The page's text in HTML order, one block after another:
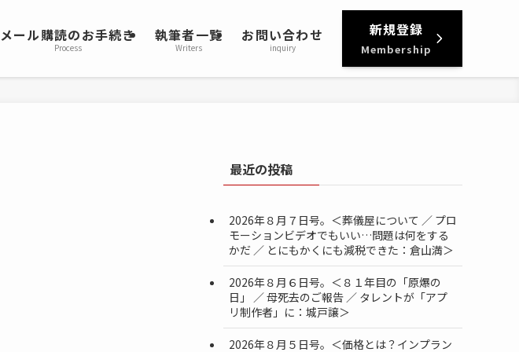
メール購読のお手続き
Process
執筆者一覧
Writers
お問い合わせ
inquiry
新規登録
Membership
最近の投稿
2026年８月７日号。＜葬儀屋について ／ プロ
モーションビデオでもいい…問題は何をする
かだ ／ とにもかくにも減税できた：倉山満＞
2026年８月６日号。＜８１年目の「原爆の
日」 ／ 母死去のご報告 ／ タレントが「アプ
リ制作者」に：城戸譲＞
2026年８月５日号。＜価格とは？インプラン